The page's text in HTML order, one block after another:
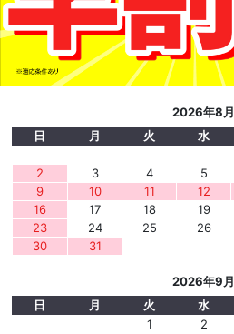
2026年8月
日
月 火 水
2
3 4 5
9
10 11 12
16
17 18 19
23
24 25 26
30
31
2026年9月
日
月 火 水
1
2